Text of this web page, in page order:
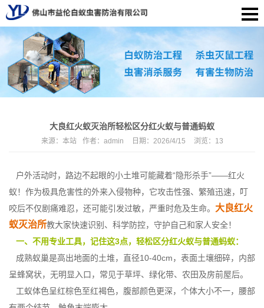
大良红火蚁灭治所轻松区分红火蚁与普通蚂蚁
来源： 本站 作者： admin 日期： 2026/4/15 浏览： 13
户外活动时，路边不起眼的小土堆可能藏着“隐形杀手”——红火
蚁！作为极具危害性的外来入侵物种，它攻击性强、繁殖迅速，叮
咬后不仅剧痛难忍，还可能引发过敏，严重时危及生命。 大良红火
蚁灭治所教大家快速识别、科学防控，守护自己和家人安全！
一、不用专业工具，记住这3点，轻松区分红火蚁与普通蚂蚁：
成熟蚁巢是高出地面的土堆，直径10-40cm，表面土壤细碎，内部
呈蜂窝状，无明显入口，常见于草坪、绿化带、农田及房前屋后。
工蚁体色呈红棕色至红褐色，腹部颜色更深，个体大小不一，腰部